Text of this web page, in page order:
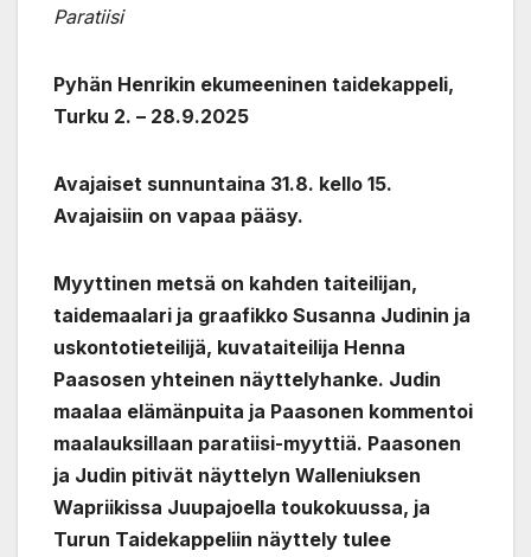
Paratiisi
Pyhän Henrikin ekumeeninen taidekappeli,
Turku 2. – 28.9.2025
Avajaiset sunnuntaina 31.8. kello 15.
Avajaisiin on vapaa pääsy.
Myyttinen metsä on kahden taiteilijan,
taidemaalari ja graafikko Susanna Judinin ja
uskontotieteilijä, kuvataiteilija Henna
Paasosen yhteinen näyttelyhanke. Judin
maalaa elämänpuita ja Paasonen kommentoi
maalauksillaan paratiisi-myyttiä. Paasonen
ja Judin pitivät näyttelyn Walleniuksen
Wapriikissa Juupajoella toukokuussa, ja
Turun Taidekappeliin näyttely tulee